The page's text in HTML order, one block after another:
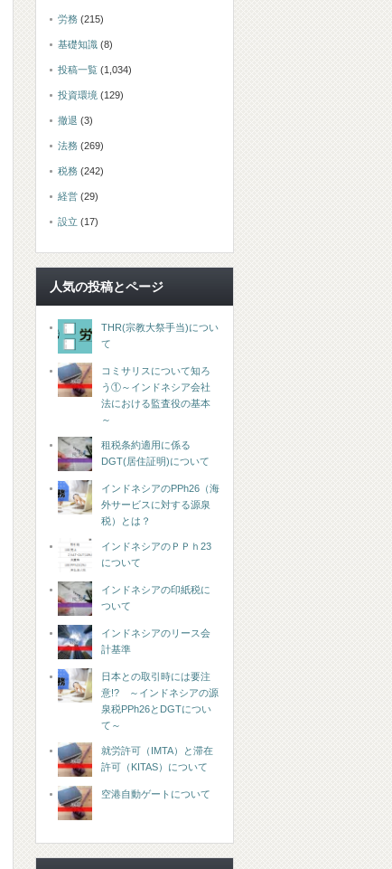
労務 (215)
基礎知識 (8)
投稿一覧 (1,034)
投資環境 (129)
撤退 (3)
法務 (269)
税務 (242)
経営 (29)
設立 (17)
人気の投稿とページ
THR(宗教大祭手当)につい
て
コミサリスについて知ろ
う①～インドネシア会社
法における監査役の基本
～
租税条約適用に係る
DGT(居住証明)について
インドネシアのPPh26（海
外サービスに対する源泉
税）とは？
インドネシアのＰＰｈ23
について
インドネシアの印紙税に
ついて
インドネシアのリース会
計基準
日本との取引時には要注
意!? ～インドネシアの源
泉税PPh26とDGTについ
て～
就労許可（IMTA）と滞在
許可（KITAS）について
空港自動ゲートについて